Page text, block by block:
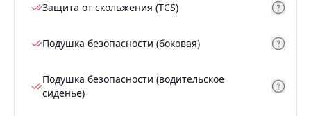
Защита от скольжения (TCS)
Подушка безопасности (боковая)
Подушка безопасности (водительское
сиденье)